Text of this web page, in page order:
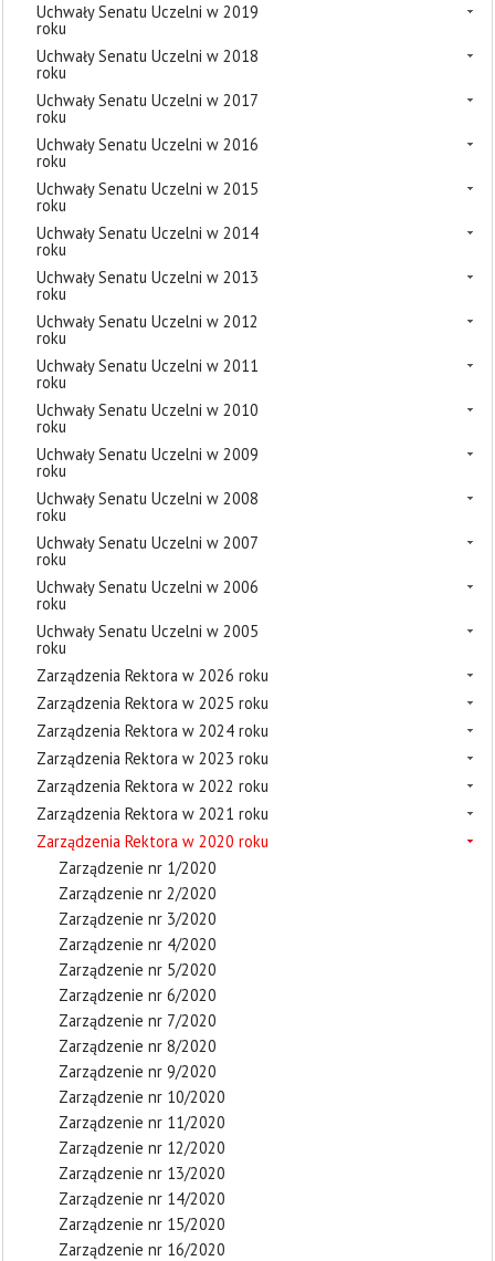
Uchwały Senatu Uczelni w 2019
roku
Uchwały Senatu Uczelni w 2018
roku
Uchwały Senatu Uczelni w 2017
roku
Uchwały Senatu Uczelni w 2016
roku
Uchwały Senatu Uczelni w 2015
roku
Uchwały Senatu Uczelni w 2014
roku
Uchwały Senatu Uczelni w 2013
roku
Uchwały Senatu Uczelni w 2012
roku
Uchwały Senatu Uczelni w 2011
roku
Uchwały Senatu Uczelni w 2010
roku
Uchwały Senatu Uczelni w 2009
roku
Uchwały Senatu Uczelni w 2008
roku
Uchwały Senatu Uczelni w 2007
roku
Uchwały Senatu Uczelni w 2006
roku
Uchwały Senatu Uczelni w 2005
roku
Zarządzenia Rektora w 2026 roku
Zarządzenia Rektora w 2025 roku
Zarządzenia Rektora w 2024 roku
Zarządzenia Rektora w 2023 roku
Zarządzenia Rektora w 2022 roku
Zarządzenia Rektora w 2021 roku
Zarządzenia Rektora w 2020 roku
Zarządzenie nr 1/2020
Zarządzenie nr 2/2020
Zarządzenie nr 3/2020
Zarządzenie nr 4/2020
Zarządzenie nr 5/2020
Zarządzenie nr 6/2020
Zarządzenie nr 7/2020
Zarządzenie nr 8/2020
Zarządzenie nr 9/2020
Zarządzenie nr 10/2020
Zarządzenie nr 11/2020
Zarządzenie nr 12/2020
Zarządzenie nr 13/2020
Zarządzenie nr 14/2020
Zarządzenie nr 15/2020
Zarządzenie nr 16/2020